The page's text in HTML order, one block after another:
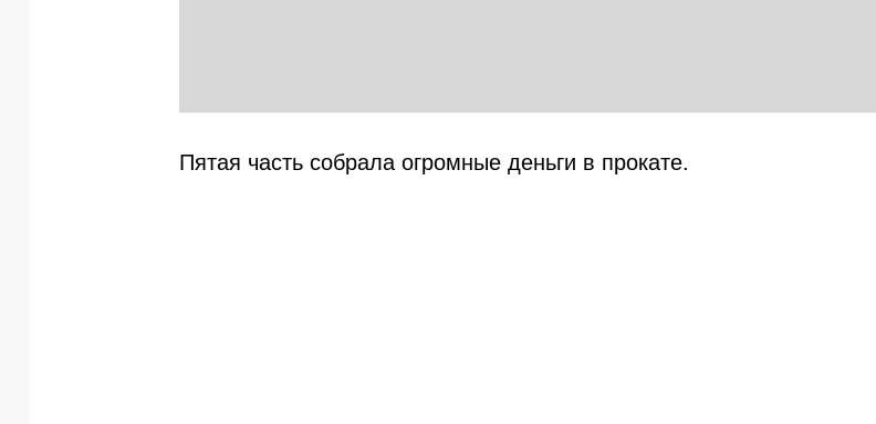
Пятая часть собрала огромные деньги в прокате.